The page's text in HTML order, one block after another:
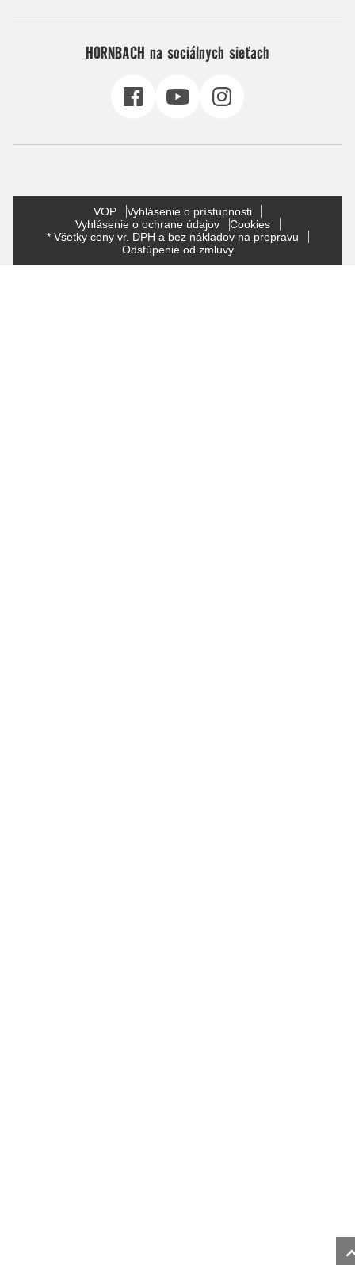
HORNBACH na sociálnych sieťach
VOP
Vyhlásenie o prístupnosti
Vyhlásenie o ochrane údajov
Cookies
* Všetky ceny vr. DPH a bez nákladov na prepravu
Odstúpenie od zmluvy